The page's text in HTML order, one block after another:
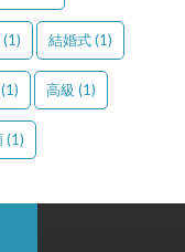
(1) 結婚式(1)
(1) 高級 (1)
(1)